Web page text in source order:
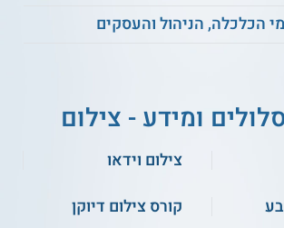
הכלכלה, הניהול והעסקים
ומידע - צילום
צילום וידאו
קורס צילום דיוקן